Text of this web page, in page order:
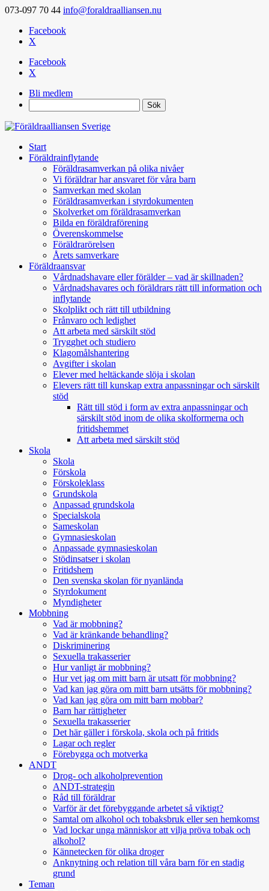
073-097 70 44 info@foraldraalliansen.nu
Facebook
X
Facebook
X
Bli medlem
Start
Föräldrainflytande
Föräldrasamverkan på olika nivåer
Vi föräldrar har ansvaret för våra barn
Samverkan med skolan
Föräldrasamverkan i styrdokumenten
Skolverket om föräldrasamverkan
Bilda en föräldraförening
Överenskommelse
Föräldrarörelsen
Årets samverkare
Föräldraansvar
Vårdnadshavare eller förälder – vad är skillnaden?
Vårdnadshavares och föräldrars rätt till information och
inflytande
Skolplikt och rätt till utbildning
Frånvaro och ledighet
Att arbeta med särskilt stöd
Trygghet och studiero
Klagomålshantering
Avgifter i skolan
Elever med heltäckande slöja i skolan
Elevers rätt till kunskap extra anpassningar och särskilt
stöd
Rätt till stöd i form av extra anpassningar och
särskilt stöd inom de olika skolformerna och
fritidshemmet
Att arbeta med särskilt stöd
Skola
Skola
Förskola
Förskoleklass
Grundskola
Anpassad grundskola
Specialskola
Sameskolan
Gymnasieskolan
Anpassade gymnasieskolan
Stödinsatser i skolan
Fritidshem
Den svenska skolan för nyanlända
Styrdokument
Myndigheter
Mobbning
Vad är mobbning?
Vad är kränkande behandling?
Diskriminering
Sexuella trakasserier
Hur vanligt är mobbning?
Hur vet jag om mitt barn är utsatt för mobbning?
Vad kan jag göra om mitt barn utsätts för mobbning?
Vad kan jag göra om mitt barn mobbar?
Barn har rättigheter
Sexuella trakasserier
Det här gäller i förskola, skola och på fritids
Lagar och regler
Förebygga och motverka
ANDT
Drog- och alkoholprevention
ANDT-strategin
Råd till föräldrar
Varför är det förebyggande arbetet så viktigt?
Samtal om alkohol och tobaksbruk eller sen hemkomst
Vad lockar unga människor att vilja pröva tobak och
alkohol?
Kännetecken för olika droger
Anknytning och relation till våra barn för en stadig
grund
Teman